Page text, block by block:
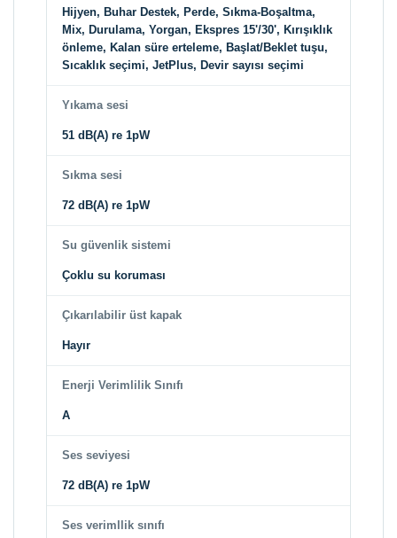
Hijyen, Buhar Destek, Perde, Sıkma-Boşaltma,
Mix, Durulama, Yorgan, Ekspres 15'/30', Kırışıklık
önleme, Kalan süre erteleme, Başlat/Beklet tuşu,
Sıcaklık seçimi, JetPlus, Devir sayısı seçimi
Yıkama sesi
51 dB(A) re 1pW
Sıkma sesi
72 dB(A) re 1pW
Su güvenlik sistemi
Çoklu su koruması
Çıkarılabilir üst kapak
Hayır
Enerji Verimlilik Sınıfı
A
Ses seviyesi
72 dB(A) re 1pW
Ses verimllik sınıfı